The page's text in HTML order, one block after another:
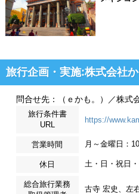
旅行企画・実施:株式会社
問合せ先：（ｅかも。）／株式
旅行条件書
URL
https://
営業時間 月～金曜日：
休日 土・日・祝日
総合旅行業務
古寺 宏史、左